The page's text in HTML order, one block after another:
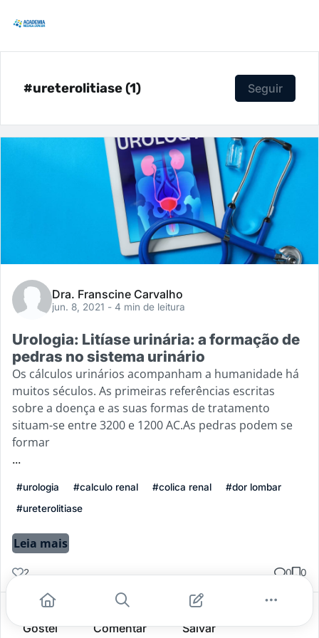
#ureterolitiase (1) Seguir
Dra. Franscine Carvalho
jun. 8, 2021 - 4 min de leitura
Urologia: Litíase urinária: a formação de
pedras no sistema urinário
Os cálculos urinários acompanham a humanidade há
muitos séculos. As primeiras referências escritas
sobre a doença e as suas formas de tratamento
situam-se entre 3200 e 1200 AC.As pedras podem se
formar
...
#urologia #calculo renal #colica renal
#dor lombar
#ureterolitiase
Leia mais
2 0 0
Gostei Comentar Salvar